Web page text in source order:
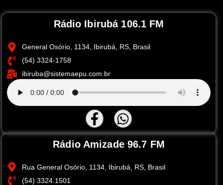
Rádio Ibirubá 106.1 FM
General Osório, 1134, Ibirubá, RS, Brasil
(54) 3324-1758
ibiruba@sistemaepu.com.br
Rádio Amizade 96.7 FM
Rua General Osório, 1134, Ibirubá, RS, Brasil
(54) 3324.1501